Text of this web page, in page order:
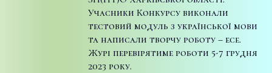
Учасники Конкурсу виконали
тестовий модуль з української мови
та написали творчу роботу – есе.
Журі перевірятиме роботи 5-7 грудня
2023 року.